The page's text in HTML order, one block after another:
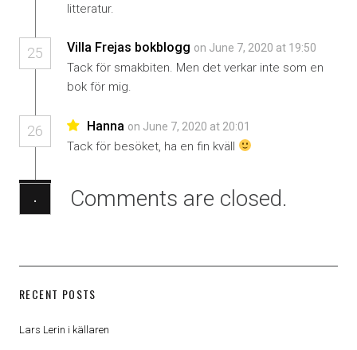
litteratur.
25 Villa Frejas bokblogg on June 7, 2020 at 19:50
Tack för smakbiten. Men det verkar inte som en
bok för mig.
26 Hanna on June 7, 2020 at 20:01
Tack för besöket, ha en fin kväll
· Comments are closed.
RECENT POSTS
Lars Lerin i källaren